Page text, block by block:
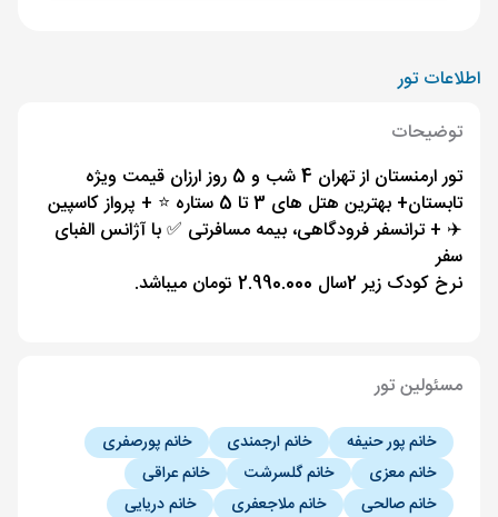
اطلاعات تور
توضیحات
تور ارمنستان از تهران 4 شب و 5 روز ارزان قیمت ویژه
تابستان+ بهترین هتل های 3 تا 5 ستاره ⭐️ + پرواز کاسپین
✈️ + ترانسفر فرودگاهی، بیمه مسافرتی ✅ با آژانس الفبای
سفر
نرخ کودک زیر 2سال 2.990.000 تومان میباشد.
مسئولین تور
خانم پور حنیفه خانم ارجمندی
خانم پورصفری
خانم معزی
خانم گلسرشت
خانم عراقی
خانم صالحی
خانم ملاجعفری
خانم دریایی